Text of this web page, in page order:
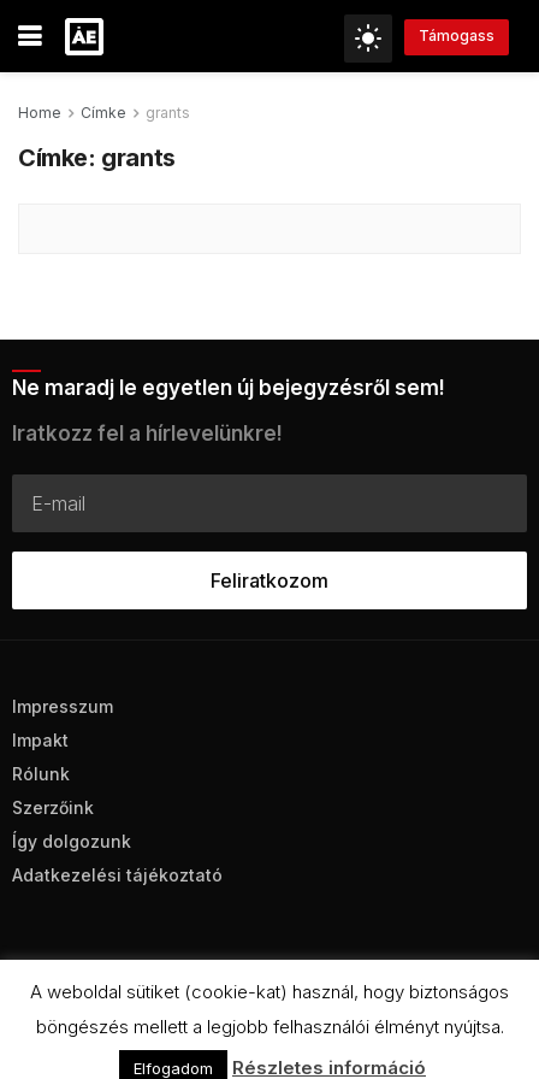
Támogass
Home Címke grants
Címke: grants
Ne maradj le egyetlen új bejegyzésről sem!
Iratkozz fel a hírlevelünkre!
Impresszum
Impakt
Rólunk
Szerzőink
Így dolgozunk
Adatkezelési tájékoztató
CC BY-NC-SA 4.0
A weboldal sütiket (cookie-kat) használ, hogy biztonságos
böngészés mellett a legjobb felhasználói élményt nyújtsa.
Elfogadom Részletes információ